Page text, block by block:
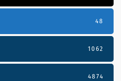
48
1062
4874